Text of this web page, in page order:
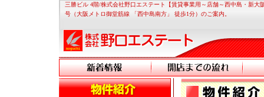
三勝ビル 4階/株式会社野口エステート【賃貸事業用～店舗～西中島・新大
号（大阪メトロ御堂筋線 「西中島南方」 徒歩1分）のご案内。